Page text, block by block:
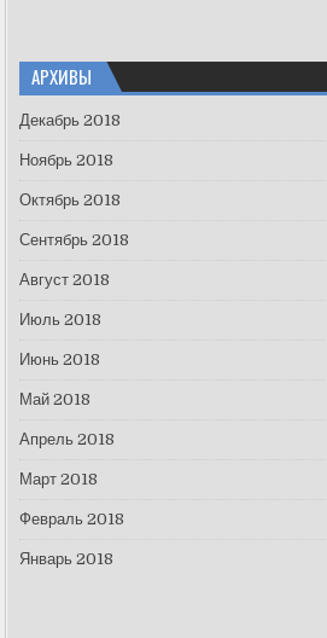
АРХИВЫ
Декабрь 2018
Ноябрь 2018
Октябрь 2018
Сентябрь 2018
Август 2018
Июль 2018
Июнь 2018
Май 2018
Апрель 2018
Март 2018
Февраль 2018
Январь 2018